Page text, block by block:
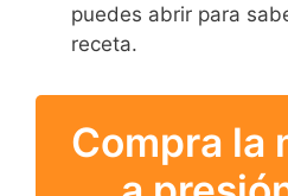
puedes abrir para
receta.
Compra la